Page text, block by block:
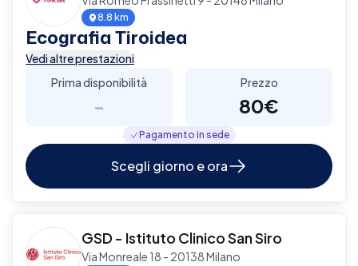
8.8 km
Ecografia Tiroidea
Vedi altre prestazioni
Prima disponibilità
-
Prezzo
80€
Pagamento in sede
Scegli giorno e ora
GSD - Istituto Clinico San Siro
Via Monreale 18 - 20138 Milano